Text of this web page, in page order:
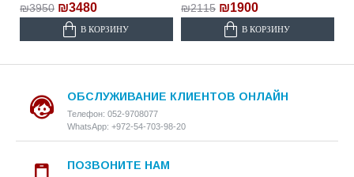
₪3950 ₪3480
В КОРЗИНУ
₪2115 ₪1900
В КОРЗИНУ
ОБСЛУЖИВАНИЕ КЛИЕНТОВ ОНЛАЙН
Телефон: 052-9708077
WhatsApp: +972-54-703-98-20
ПОЗВОНИТЕ НАМ